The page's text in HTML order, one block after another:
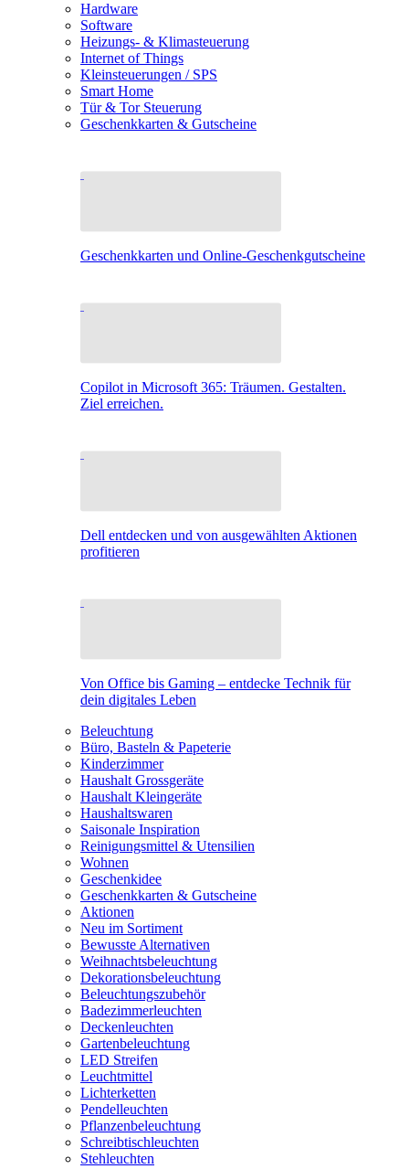
Hardware
Software
Heizungs- & Klimasteuerung
Internet of Things
Kleinsteuerungen / SPS
Smart Home
Tür & Tor Steuerung
Geschenkkarten & Gutscheine
Geschenkkarten und Online-Geschenkgutscheine
Copilot in Microsoft 365: Träumen. Gestalten.
Ziel erreichen.
Dell entdecken und von ausgewählten Aktionen
profitieren
Von Office bis Gaming – entdecke Technik für
dein digitales Leben
Beleuchtung
Büro, Basteln & Papeterie
Kinderzimmer
Haushalt Grossgeräte
Haushalt Kleingeräte
Haushaltswaren
Saisonale Inspiration
Reinigungsmittel & Utensilien
Wohnen
Geschenkidee
Geschenkkarten & Gutscheine
Aktionen
Neu im Sortiment
Bewusste Alternativen
Weihnachtsbeleuchtung
Dekorationsbeleuchtung
Beleuchtungszubehör
Badezimmerleuchten
Deckenleuchten
Gartenbeleuchtung
LED Streifen
Leuchtmittel
Lichterketten
Pendelleuchten
Pflanzenbeleuchtung
Schreibtischleuchten
Stehleuchten